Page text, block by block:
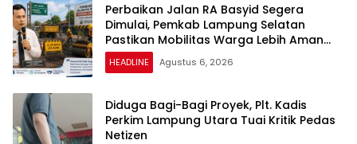
Perbaikan Jalan RA Basyid Segera
Dimulai, Pemkab Lampung Selatan
Pastikan Mobilitas Warga Lebih Aman
dan Nyaman
HEADLINE Agustus 6, 2026
Diduga Bagi-Bagi Proyek, Plt. Kadis
Perkim Lampung Utara Tuai Kritik Pedas
Netizen